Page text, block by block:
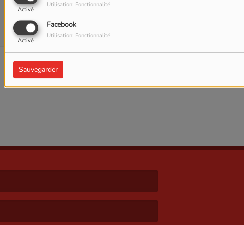
Activé
Utilisation: Fonctionnalité
Facebook
Activé
Utilisation: Fonctionnalité
Sauvegarder
SE CONNECTER